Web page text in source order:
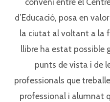
d’Educació, posa en
la ciutat al voltant a la
llibre ha estat possible
punts de vista i de
professionals que
professional i alumnat